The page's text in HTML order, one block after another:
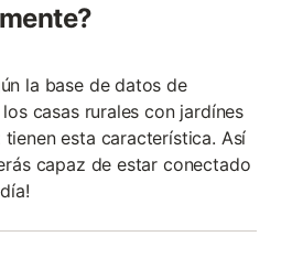
la base de datos de
casas rurales con jardínes
esta característica. Así
capaz de estar conectado